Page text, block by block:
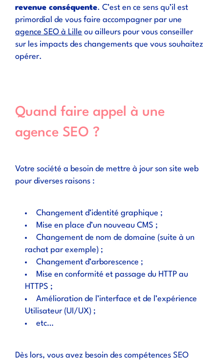
revenue conséquente. C’est en ce sens qu’il est
primordial de vous faire accompagner par une
agence SEO à Lille ou ailleurs pour vous conseiller
sur les impacts des changements que vous souhaitez
opérer.
Quand faire appel à une
agence SEO ?
Votre société a besoin de mettre à jour son site web
pour diverses raisons :
Changement d’identité graphique ;
Mise en place d’un nouveau CMS ;
Changement de nom de domaine (suite à un
rachat par exemple) ;
Changement d’arborescence ;
Mise en conformité et passage du HTTP au
HTTPS ;
Amélioration de l’interface et de l’expérience
Utilisateur (UI/UX) ;
etc…
Dès lors, vous avez besoin des compétences SEO